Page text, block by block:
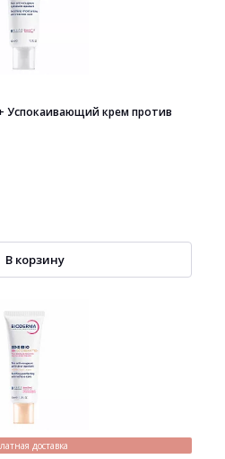
Успокаивающий крем против
В корзину
доставка